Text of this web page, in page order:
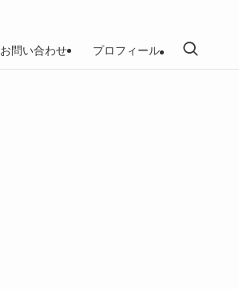
お問い合わせ プロフィール